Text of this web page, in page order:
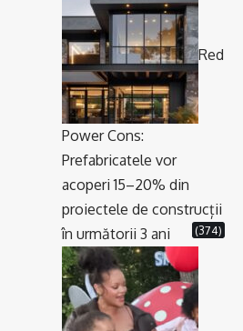
Red
Power Cons:
Prefabricatele vor
acoperi 15–20% din
proiectele de construcții
în următorii 3 ani
(374)